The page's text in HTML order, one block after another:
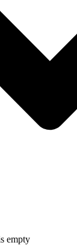
empty